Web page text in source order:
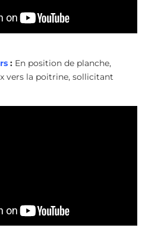
:En position de planche,
vers la poitrine, sollicitant